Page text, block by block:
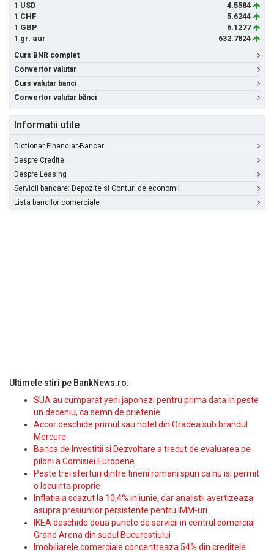
1 USD
4.5584
1 CHF
5.6244
1 GBP
6.1277
1 gr. aur
632.7824
Curs BNR complet
Convertor valutar
Curs valutar banci
Convertor valutar bănci
Informatii utile
Dictionar Financiar-Bancar
Despre Credite
Despre Leasing
Servicii bancare: Depozite si Conturi de economii
Lista bancilor comerciale
Ultimele stiri pe BankNews.ro:
SUA au cumparat yeni japonezi pentru prima data in peste
un deceniu, ca semn de prietenie
Accor deschide primul sau hotel din Oradea sub brandul
Mercure
Banca de Investitii si Dezvoltare a trecut de evaluarea pe
piloni a Comisiei Europene
Peste trei sferturi dintre tinerii romani spun ca nu isi permit
o locuinta proprie
Inflatia a scazut la 10,4% in iunie, dar analistii avertizeaza
asupra presiunilor persistente pentru IMM-uri
IKEA deschide doua puncte de servicii in centrul comercial
Grand Arena din sudul Bucurestiului
Imobiliarele comerciale concentreaza 54% din creditele